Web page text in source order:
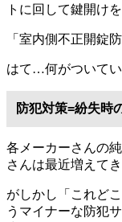
トに回して鍵開け
「室内側不正開錠
はて…何がついて
防犯対策=紛失時
各メーカーさんの
さんは最近増えてき
がしかし「これど
うマイナーな防犯